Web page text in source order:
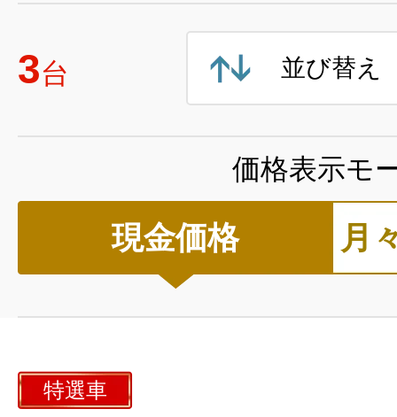
3台 並び替え
価格表示モ
現金価格 月
特選車